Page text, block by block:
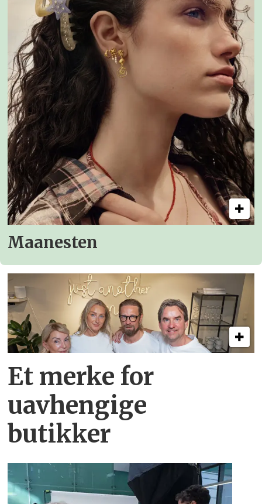
Maanesten
Et merke for
uavhengige
butikker